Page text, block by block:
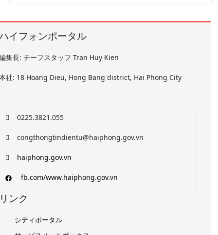
イフォンポータル
集長: チーフスタッフ Tran Huy Kien
社: 18 Hoang Dieu, Hong Bang district, Hai Phong City
0225.3821.055
congthongtindientu@haiphong.gov.vn
haiphong.gov.vn
fb.com/www.haiphong.gov.vn
ンク
シティポータル